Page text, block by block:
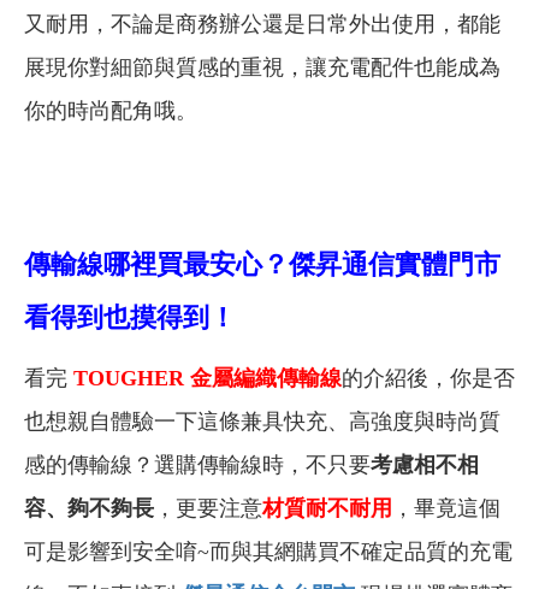
又耐用，不論是商務辦公還是日常外出使用，都能
展現你對細節與質感的重視，讓充電配件也能成為
你的時尚配角哦。
傳輸線哪裡買最安心？傑昇通信實體門市
看得到也摸得到！
看完 TOUGHER 金屬編織傳輸線的介紹後，你是否
也想親自體驗一下這條兼具快充、高強度與時尚質
感的傳輸線？選購傳輸線時，不只要考慮相不相
容、夠不夠長 ，更要注意材質耐不耐用 ，畢竟這個
可是影響到安全唷~而與其網購買不確定品質的充電